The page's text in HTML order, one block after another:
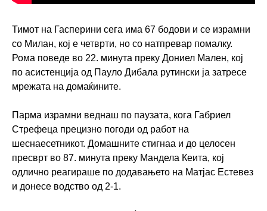
Тимот на Гасперини сега има 67 бодови и се израмни
со Милан, кој е четврти, но со натпревар помалку.
Рома поведе во 22. минута преку Дониел Мален, кој
по асистенција од Пауло Дибала рутински ја затресе
мрежата на домаќините.
Парма израмни веднаш по паузата, кога Габриел
Стрефеца прецизно погоди од работ на
шеснаесетникот. Домашните стигнаа и до целосен
пресврт во 87. минута преку Мандела Кеита, кој
одлично реагираше по додавањето на Матјас Естевез
и донесе водство од 2-1.